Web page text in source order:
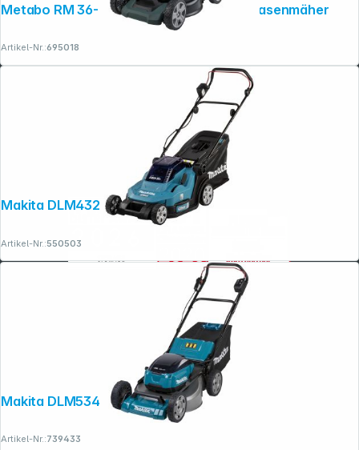
Metabo RM 36-18 LTX BL 46 solo Akku-Rasenmäher
Artikel-Nr.:695018
Makita DLM432PT2 Akku-Rasenmäher
Artikel-Nr.:550503
Makita DLM534Z Akku-Rasenmäher
Artikel-Nr.:739433